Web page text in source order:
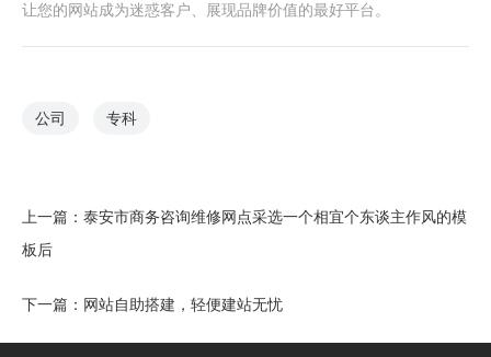
让您的网站成为迷惑客户、展现品牌价值的最好平台。
公司 专科
上一篇： 泰安市商务咨询维修网点采选一个相宜个东谈主作风的模
板后
下一篇： 网站自助搭建，轻便建站无忧